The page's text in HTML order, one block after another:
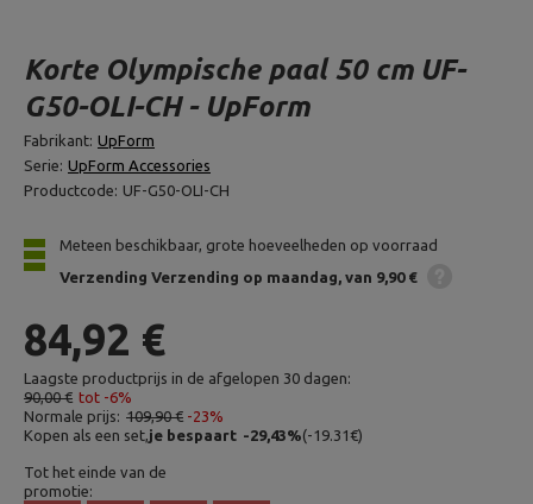
Korte Olympische paal 50 cm UF-
G50-OLI-CH - UpForm
Fabrikant: UpForm
Serie: UpForm Accessories
Productcode: UF-G50-OLI-CH
Meteen beschikbaar, grote hoeveelheden op voorraad
Verzending Verzending op maandag van 9,90 €
84,92 €
Laagste productprijs in de afgelopen 30 dagen:
90,00 € tot -6%
Normale prijs: 109,90 € -23%
Kopen als een set,je bespaart -29,43%(-19.31€)
Tot het einde van de
promotie: